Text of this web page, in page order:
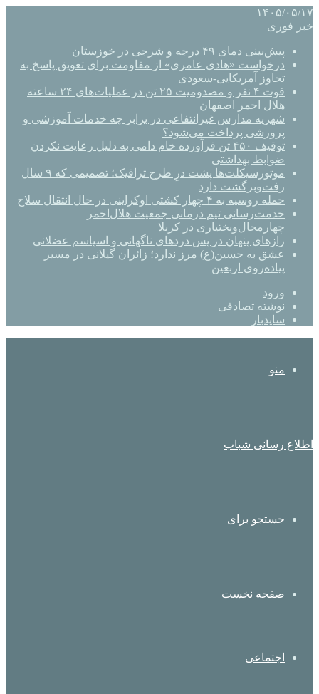
۱۴۰۵/۰۵/۱۷
خبر فوری
پیش‌بینی دمای ۴۹ درجه و شرجی در خوزستان
درخواست «هادی عامری» از مقاومت برای تعویق پاسخ به
تجاوز آمریکایی-سعودی
فوت ۴ نفر و مصدومیت ۲۵ تن در عملیات‌های ۲۴ ساعته
هلال احمر اصفهان
شهریه مدارس غیرانتفاعی در برابر چه خدمات آموزشی و
پرورشی پرداخت می‌شود؟
توقیف ۴۵۰ تن فرآورده خام دامی به دلیل رعایت نکردن
ضوابط بهداشتی
موتورسیکلت‌ها پشت درِ طرح ترافیک؛ تصمیمی که ۹ سال
رفت‌وبرگشت دارد
حمله روسیه به ۴ چهار کشتی اوکراینی در حال انتقال سلاح
خدمت‌رسانی تیم درمانی جمعیت هلال‌احمر
چهارمحال‌وبختیاری در کربلا
رازهای پنهان در پس دردهای ناگهانی و اسپاسم عضلانی
عشق به حسین(ع) مرز ندارد؛ زائران گیلانی در مسیر
پیاده‌روی اربعین
ورود
نوشته تصادفی
سایدبار
منو
اطلاع رسانی شباب
جستجو برای
صفحه نخست
اجتماعی